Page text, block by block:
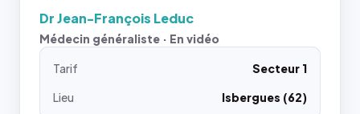
Dr Jean-François Leduc
Médecin généraliste · En vidéo
Tarif
Secteur 1
Lieu
Isbergues (62)